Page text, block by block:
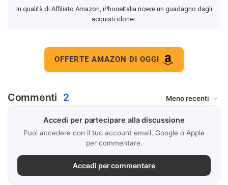
In qualità di Affiliato Amazon, iPhoneItalia riceve un guadagno dagli
acquisti idonei.
OFFERTE AMAZON DI OGGI
Commenti 2
Accedi per partecipare alla discussione
Puoi accedere con il tuo account email, Google o Apple
per commentare.
Accedi per commentare